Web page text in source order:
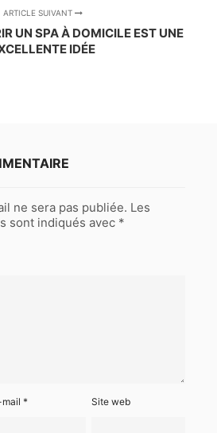
ARTICLE SUIVANT
UN SPA À DOMICILE EST UNE
IDÉE
ne sera pas publiée. Les
sont indiqués avec *
mail* Site web